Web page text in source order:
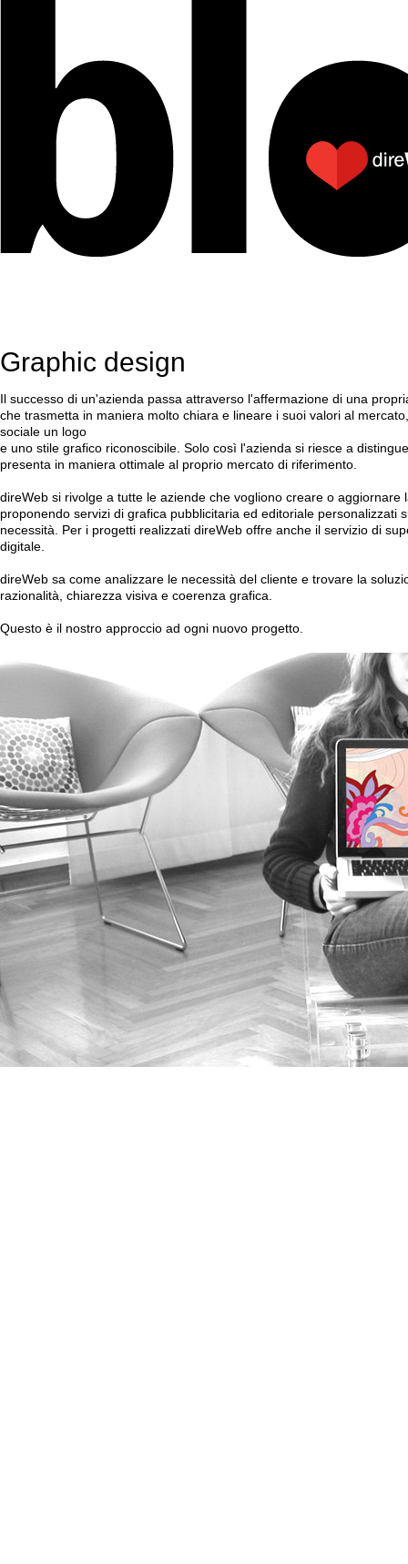
Graphic design
Il successo di un'azienda passa attraverso l'affermazione di una
che trasmetta in maniera molto chiara e lineare i suoi valori al
sociale un logo
e uno stile grafico riconoscibile. Solo così l'azienda si riesce a
presenta in maniera ottimale al proprio mercato di riferimento.
direWeb si rivolge a tutte le aziende che vogliono creare o aggiornare
proponendo servizi di grafica pubblicitaria ed editoriale personalizzati
necessità. Per i progetti realizzati direWeb offre anche il servizio di
digitale.
direWeb sa come analizzare le necessità del cliente e trovare la
razionalità, chiarezza visiva e coerenza grafica.
Questo è il nostro approccio ad ogni nuovo progetto.